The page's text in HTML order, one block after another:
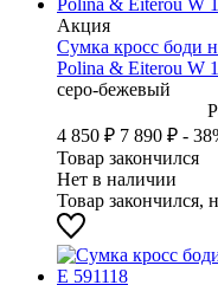
Акция
Сумка кросс боди
Polina & Eiterou W
серо-бежевый
4 850 ₽ 7 890 ₽ -
Товар закончился
Нет в наличии
Товар закончился,